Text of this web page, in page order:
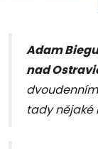
Adam
nad
tady nějaké